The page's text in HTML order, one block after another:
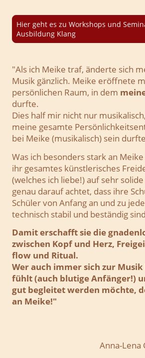
Hier geht es zu Workshops und
Ausbildung Klang
"Als ich Meike traf, änderte sich
Musik gänzlich. Meike eröffnete
persönlichen Raum, in dem
durfte.
Dies half mir nicht nur
meine gesamte
bei Meike (musikalisch) sein
Was ich besonders stark an
ihr gesamtes künstlerisches
(welches ich liebe!) auf sehr
genau darauf achtet, dass ihre
Schüler von Anfang an und zu
technisch stabil und beständig
Damit erschafft sie die
zwischen Kopf und Herz,
flow und Ritual.
Wer auch immer sich zur
fühlt (auch blutige Anfänger!)
gut begleitet werden möchte,
an Meike!"
Anna-Lena G. (32